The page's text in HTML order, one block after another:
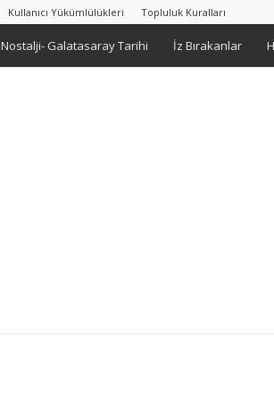
Kullanıcı Yükümlülükleri Topluluk Kuralları
Nostalji- Galatasaray Tarihi İz Bırakanlar